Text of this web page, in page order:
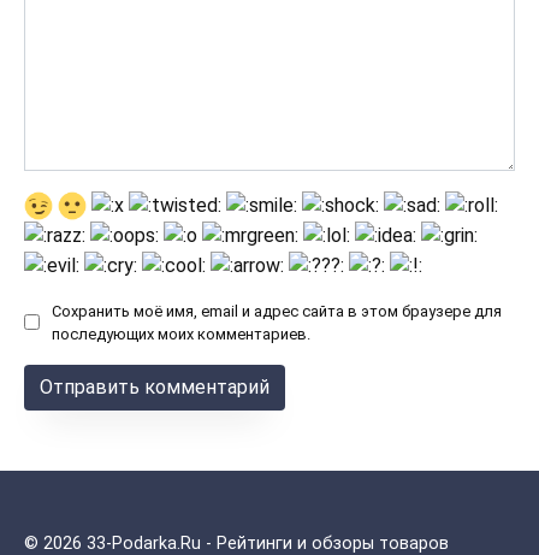
Сохранить моё имя, email и адрес сайта в этом браузере для
последующих моих комментариев.
© 2026 33-Podarka.Ru - Рейтинги и обзоры товаров